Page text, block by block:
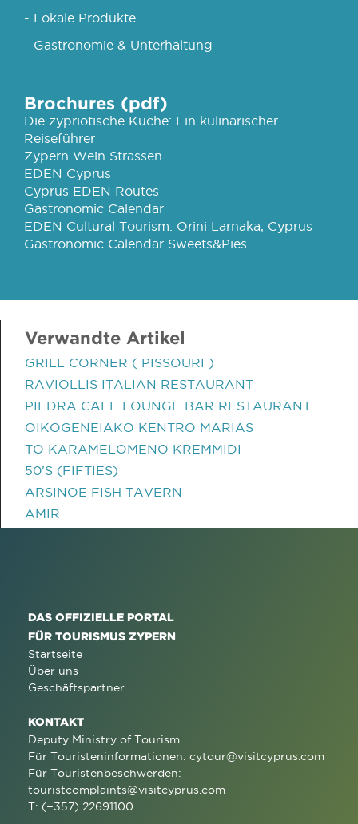
- Lokale Produkte
- Gastronomie & Unterhaltung
Brochures (pdf)
Die zypriotische Küche: Ein kulinarischer
Reiseführer
Zypern Wein Strassen
EDEN Cyprus
Cyprus EDEN Routes
Gastronomic Calendar
EDEN Cultural Tourism: Orini Larnaka, Cyprus
Gastronomic Calendar Sweets&Pies
Verwandte Artikel
GRILL CORNER ( PISSOURI )
RAVIOLLIS ITALIAN RESTAURANT
PIEDRA CAFE LOUNGE BAR RESTAURANT
OIKOGENEIAKO KENTRO MARIAS
TO KARAMELOMENO KREMMIDI
50'S (FIFTIES)
ARSINOE FISH TAVERN
AMIR
DAS OFFIZIELLE PORTAL
FÜR TOURISMUS ZYPERN
Startseite
Über uns
Geschäftspartner
KONTAKT
Deputy Ministry of Tourism
Für Touristeninformationen: cytour@visitcyprus.com
Für Touristenbeschwerden:
touristcomplaints@visitcyprus.com
T: (+357) 22691100